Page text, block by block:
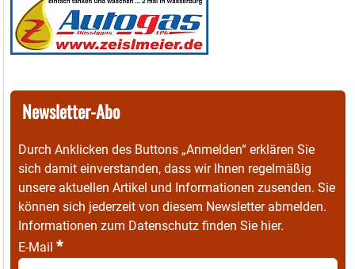
Newsletter-Abo
Durch Anklicken des Buttons „Anmelden“ erklären Sie
sich damit einverstanden, dass wir Ihnen regelmäßig
unsere aktuellen Artikel und Informationen zusenden. Sie
können sich jederzeit von diesem Newsletter abmelden.
Informationen zum Datenschutz finden Sie hier.
E-Mail *